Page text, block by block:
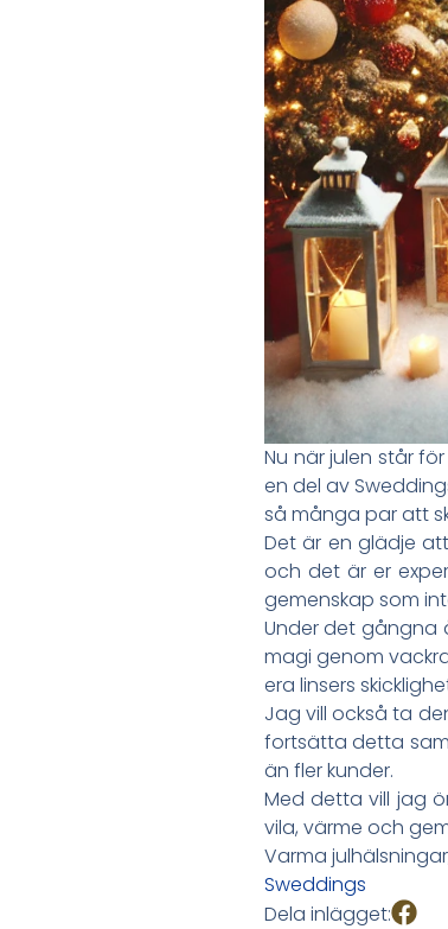
Nu när julen står
en del av
så många par att
Det är en glädje
och det är er
gemenskap som
Under det gångna
magi genom
era linsers
Jag vill också ta
fortsätta detta
än fler kunder.
Med detta vill jag
vila, värme och
Varma
Sweddings
Dela inlägget: